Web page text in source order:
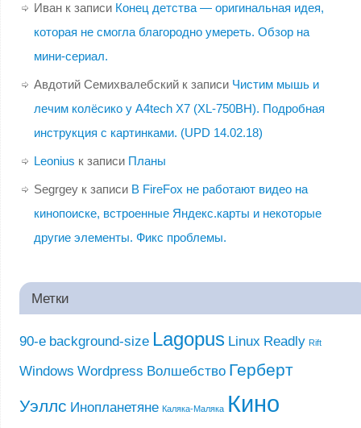
Иванк записи Конец детства — оригинальная идея,
которая не смогла благородно умереть. Обзор на
мини-сериал.
Авдотий Семихвалебскийк записи Чистим мышь и
лечим колёсико у A4tech X7 (XL-750BH). Подробная
инструкция с картинками. (UPD 14.02.18)
Leonius к записи Планы
Segrgeyк записи В FireFox не работают видео на
кинопоиске, встроенные Яндекс.карты и некоторые
другие элементы. Фикс проблемы.
Метки
90-е background-size Lagopus Linux Readly Rift
Windows Wordpress Волшебство Герберт
Уэллс Инопланетяне Каляка-Маляка Кино